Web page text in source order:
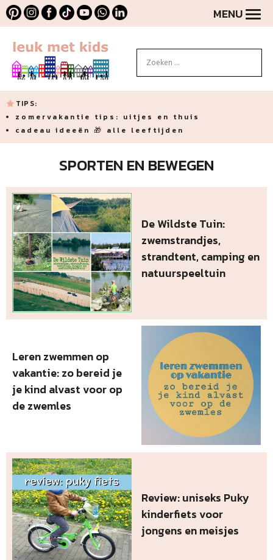
MENU
TIPS:
zomervakantie tips: uitjes en thuis
cadeau ideeën 🎁 alle leeftijden
SPORTEN EN BEWEGEN
De Wildste Tuin:
zwemstrandjes,
strandtent, camping en
natuurspeeltuin
Leren zwemmen op
vakantie: zo bereid je
je kind alvast voor op
de zwemles
Review: uniseks Puky
kinderfiets voor
jongens en meisjes